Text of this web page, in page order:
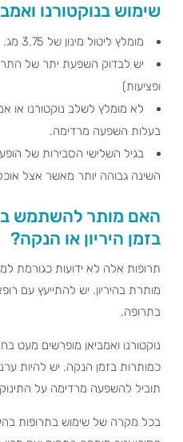
שימוש בנוקטורנו
מומלץ ליטול מינון של 3.75 מג.
יש לבדוק השפעת יתר של
ופציעות)
לא מומלץ לשלב נוקטורנו או
בעלות השפעה מרדימה.
בגיל השלישי הסבירות של
השינה גבוהה יותר מאשר אצל
האם מותר להשתמש
בזמן היריון או הנקה?
תרופות אלה לא ידועות כגורמת
מותרת בהיריון. יש להתייעץ עם
בתרופה.
נוקטורנו ואמביאן מופרשים מעט
כמותרות בזמן הנקה. יש להיות
תוביל להשפעה מרדימה על
בכל מקרה של שימוש בתרופות